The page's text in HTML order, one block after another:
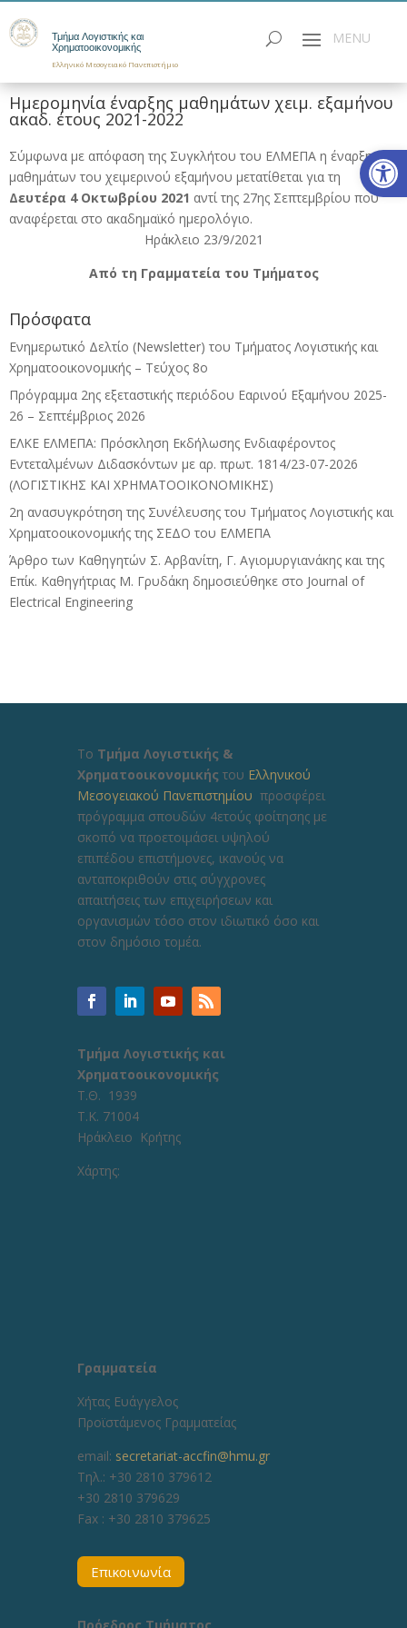
Τμήμα Λογιστικής και
Χρηματοοικονομικής
Ελληνικό Μεσογειακό Πανεπιστήμιο
Ημερομηνία έναρξης μαθημάτων χειμ. εξαμήνου
ακαδ. έτους 2021-2022
Σύμφωνα με απόφαση της Συγκλήτου του ΕΛΜΕΠΑ η έναρξη
μαθημάτων του χειμερινού εξαμήνου μετατίθεται για τη
Δευτέρα 4 Οκτωβρίου 2021 αντί της 27ης Σεπτεμβρίου που
αναφέρεται στο ακαδημαϊκό ημερολόγιο.
Ηράκλειο 23/9/2021
Από τη Γραμματεία του Τμήματος
Πρόσφατα
Ενημερωτικό Δελτίο (Newsletter) του Τμήματος Λογιστικής και
Χρηματοοικονομικής – Τεύχος 8ο
Πρόγραμμα 2ης εξεταστικής περιόδου Eαρινού Eξαμήνου 2025-
26 – Σεπτέμβριος 2026
ΕΛΚΕ ΕΛΜΕΠΑ: Πρόσκληση Εκδήλωσης Ενδιαφέροντος
Εντεταλμένων Διδασκόντων με αρ. πρωτ. 1814/23-07-2026
(ΛΟΓΙΣΤΙΚΗΣ ΚΑΙ ΧΡΗΜΑΤΟΟΙΚΟΝΟΜΙΚΗΣ)
2η ανασυγκρότηση της Συνέλευσης του Τμήματος Λογιστικής και
Χρηματοοικονομικής της ΣΕΔΟ του ΕΛΜΕΠΑ
Άρθρο των Καθηγητών Σ. Αρβανίτη, Γ. Αγιομυργιανάκης και της
Επίκ. Καθηγήτριας Μ. Γρυδάκη δημοσιεύθηκε στο Journal of
Electrical Engineering
Το Τμήμα Λογιστικής &
Χρηματοοικονομικής του Ελληνικού
Μεσογειακού Πανεπιστημίου προσφέρει
πρόγραμμα σπουδών 4ετούς φοίτησης με
σκοπό να προετοιμάσει υψηλού
επιπέδου επιστήμονες, ικανούς να
ανταποκριθούν στις σύγχρονες
απαιτήσεις των επιχειρήσεων και
οργανισμών τόσο στον ιδιωτικό όσο και
στον δημόσιο τομέα.
Τμήμα Λογιστικής και
Χρηματοοικονομικής
Τ.Θ. 1939
Τ.Κ. 71004
Ηράκλειο Κρήτης
Χάρτης:
Γραμματεία
Χήτας Ευάγγελος
Προϊστάμενος Γραμματείας
email: secretariat-accfin@hmu.gr
Τηλ.: +30 2810 379612
+30 2810 379629
Fax : +30 2810 379625
Επικοινωνία